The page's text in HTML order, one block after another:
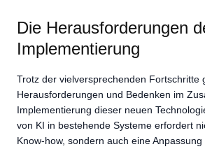
Die Herausforderungen
Implementierung
Trotz der vielversprechenden Fortschritte
Herausforderungen und Bedenken im
Implementierung dieser neuen
von KI in bestehende Systeme erfordert
Know-how, sondern auch eine Anpassung